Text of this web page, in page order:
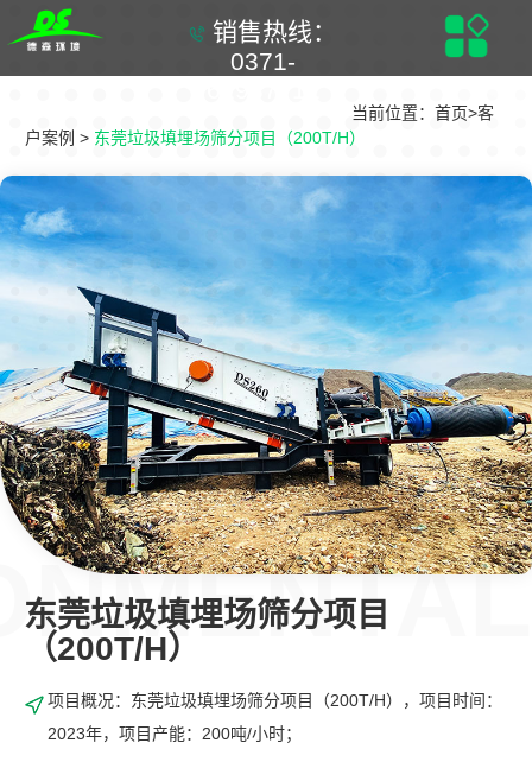
销售热线：
0371-
当前位置： 首页>客
户案例 > 东莞垃圾填埋场筛分项目（200T/H）
东莞垃圾填埋场筛分项目
（200T/H）
项目概况：东莞垃圾填埋场筛分项目（200T/H），项目时间：
2023年，项目产能：200吨/小时；